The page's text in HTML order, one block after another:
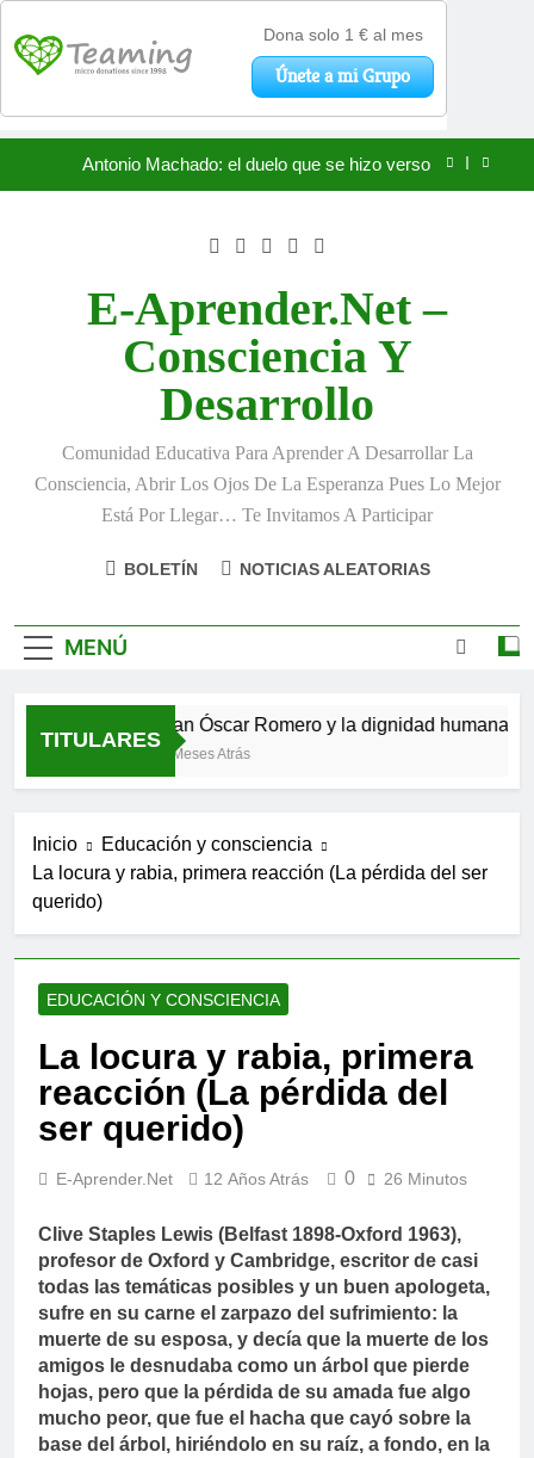
«La kinesina y la felicidad: cómo una proteína
Antonio Machado: el duelo que se hizo verso
«La kinesina y la felicidad: cómo una proteína
impulsa tu bienestar»
Antonio Machado: el duelo que se hizo verso
🌸 La fuerza olvidada de la ternura
E-Aprender.net –
Consciencia Y
Desarrollo
Comunidad Educativa Para Aprender A Desarrollar La
Consciencia, Abrir Los Ojos De La Esperanza Pues Lo Mejor
Está Por Llegar… Te Invitamos A Participar
BOLETÍN NOTICIAS ALEATORIAS
MENÚ
TITULARES
San Óscar Romero y la dignidad humana
4 Meses Atrás
Inicio
Educación y consciencia
La locura y rabia, primera reacción (La pérdida del ser
querido)
EDUCACIÓN Y CONSCIENCIA
La locura y rabia, primera
reacción (La pérdida del
ser querido)
E-Aprender.net 12 Años Atrás 0 26 Minutos
Clive Staples Lewis (Belfast 1898-Oxford 1963),
profesor de Oxford y Cambridge, escritor de casi
todas las temáticas posibles y un buen apologeta,
sufre en su carne el zarpazo del sufrimiento: la
muerte de su esposa, y decía que la muerte de los
amigos le desnudaba como un árbol que pierde
hojas, pero que la pérdida de su amada fue algo
mucho peor, que fue el hacha que cayó sobre la
base del árbol, hiriéndolo en su raíz, a fondo, en la